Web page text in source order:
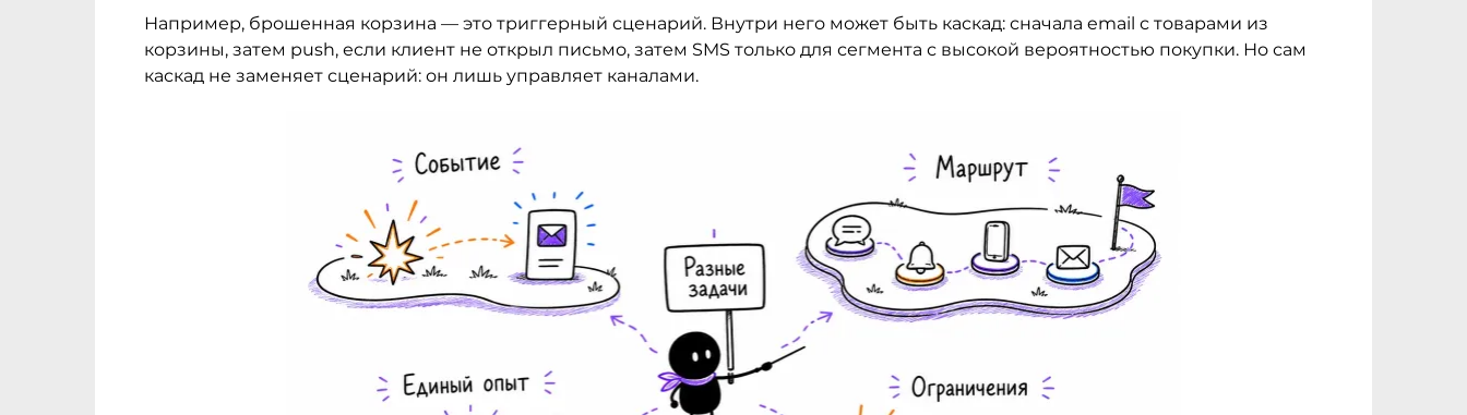
Например, брошенная корзина — это триггерный сценарий. Внутри него может быть каскад: сначала email с товарами из
корзины, затем push, если клиент не открыл письмо, затем SMS только для сегмента с высокой вероятностью покупки. Но сам
каскад не заменяет сценарий: он лишь управляет каналами.